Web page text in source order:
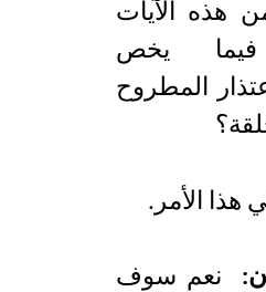
هذه الآيات
فيما يخص
المطروح
هذا الأمر.
نعم سوف